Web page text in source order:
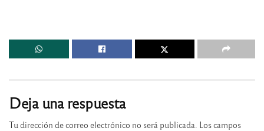
Deja una respuesta
Tu dirección de correo electrónico no será publicada. Los campos